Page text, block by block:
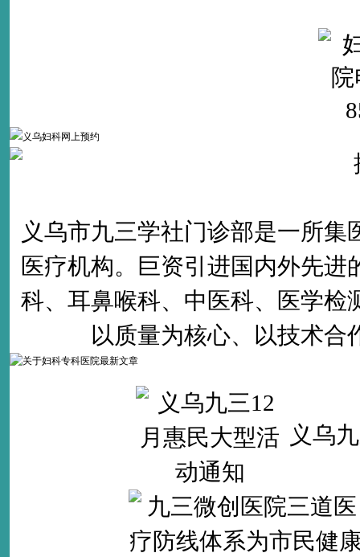
义乌市九三学社门诊部是一所
医疗机构。巨资引进国内外先
科、耳鼻喉科、中医科、医学检
以质量为核心、以技术
义乌